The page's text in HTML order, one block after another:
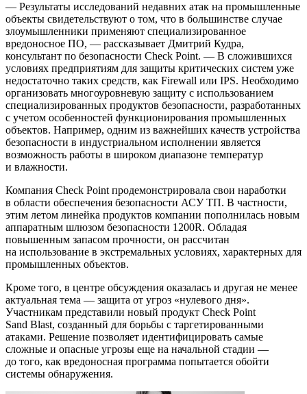
— Результаты исследований недавних атак на промышленные
объекты свидетельствуют о том, что в большинстве случае
злоумышленники применяют специализированное
вредоносное ПО, — рассказывает Дмитрий Кудра,
консультант по безопасности Check Point. — В сложившихся
условиях предприятиям для защиты критических систем уже
недостаточно таких средств, как Firewall или IPS. Необходимо
организовать многоуровневую защиту с использованием
специализированных продуктов безопасности, разработанных
с учетом особенностей функционирования промышленных
объектов. Например, одним из важнейших качеств устройства
безопасности в индустриальном исполнении является
возможность работы в широком диапазоне температур
и влажности.
Компания Check Point продемонстрировала свои наработки
в области обеспечения безопасности АСУ ТП. В частности,
этим летом линейка продуктов компании пополнилась новым
аппаратным шлюзом безопасности 1200R. Обладая
повышенным запасом прочности, он рассчитан
на использование в экстремальных условиях, характерных для
промышленных объектов.
Кроме того, в центре обсуждения оказалась и другая не менее
актуальная тема — защита от угроз «нулевого дня».
Участникам представили новый продукт Check Point
Sand Blast, созданный для борьбы с таргетированными
атаками. Решение позволяет идентифицировать самые
сложные и опасные угрозы еще на начальной стадии —
до того, как вредоносная программа попытается обойти
системы обнаружения.